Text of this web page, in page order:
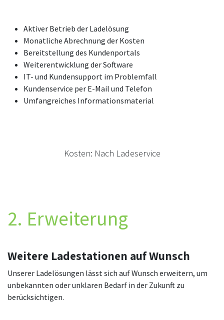
Aktiver Betrieb der Ladelösung
Monatliche Abrechnung der Kosten
Bereitstellung des Kundenportals
Weiterentwicklung der Software
IT- und Kundensupport im Problemfall
Kundenservice per E-Mail und Telefon
Umfangreiches Informationsmaterial
Kosten: Nach Ladeservice
2. Erweiterung
Weitere Ladestationen auf Wunsch
Unserer Ladelösungen lässt sich auf Wunsch erweitern, um
unbekannten oder unklaren Bedarf in der Zukunft zu
berücksichtigen.